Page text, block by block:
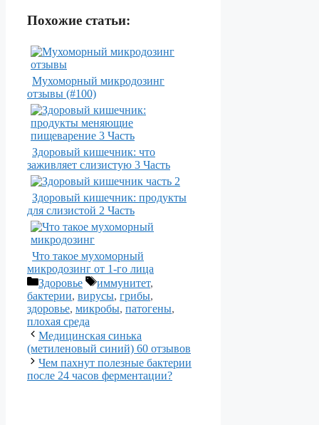
Похожие статьи:
Мухоморный микродозинг
отзывы (#100)
Здоровый кишечник: что
заживляет слизистую 3 Часть
Здоровый кишечник: продукты
для слизистой 2 Часть
Что такое мухоморный
микродозинг от 1-го лица
Рубрики
Здоровье Метки
иммунитет,
бактерии, вирусы, грибы,
здоровье, микробы, патогены,
плохая среда
Медицинская синька
(метиленовый синий) 60 отзывов
Чем пахнут полезные бактерии
после 24 часов ферментации?